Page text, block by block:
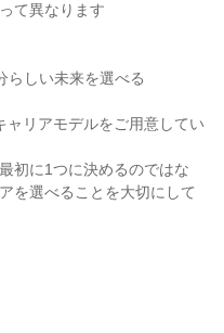
て異なります
しい未来を選べる
ャリアモデルをご用意してい
初に1つに決めるのではな
を選べることを大切にして